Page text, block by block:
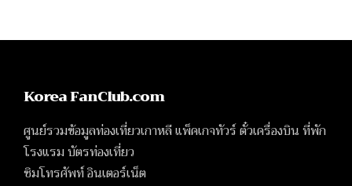
Korea FanClub.com
ศูนย์รวมข้อมูลท่องเที่ยวเกาหลี แพ็คเกจทัวร์ ตั๋วเครื่องบิน ที่พัก
โรงแรม บัตรท่องเที่ยว
ซิมโทรศัพท์ อินเตอร์เน็ต